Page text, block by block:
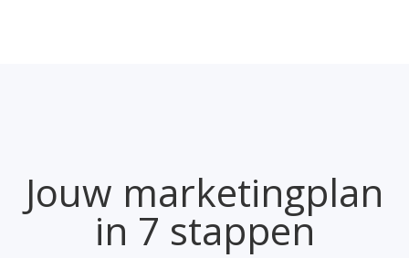
Jouw marketingplan
in 7 stappen